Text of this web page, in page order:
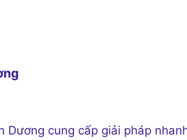
Dương cung cấp giải pháp